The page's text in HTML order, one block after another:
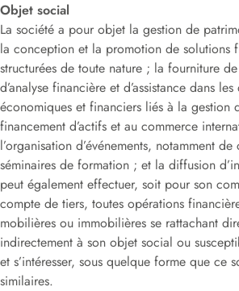
Objet social
La société a pour objet la gestion de
la conception et la promotion de solutions
structurées de toute nature ; la fourniture
d’analyse financière et d’assistance dans
économiques et financiers liés à la gestion
financement d’actifs et au commerce
l’organisation d’événements, notamment
séminaires de formation ; et la diffusion
peut également effectuer, soit pour son
compte de tiers, toutes opérations
mobilières ou immobilières se rattachant
indirectement à son objet social ou
et s’intéresser, sous quelque forme que ce
similaires.